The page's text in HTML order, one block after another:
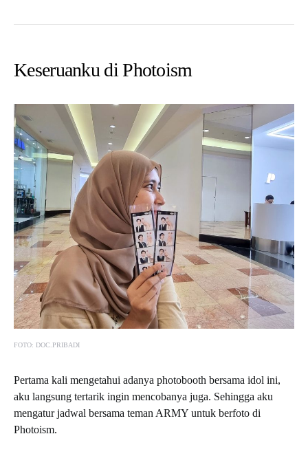
Keseruanku di Photoism
FOTO: DOC.PRIBADI
Pertama kali mengetahui adanya photobooth bersama idol ini,
aku langsung tertarik ingin mencobanya juga. Sehingga aku
mengatur jadwal bersama teman ARMY untuk berfoto di
Photoism.